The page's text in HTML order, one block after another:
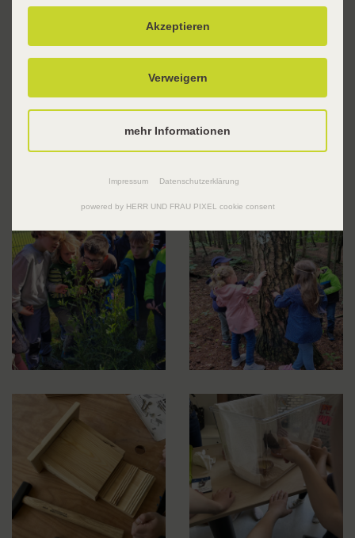
Akzeptieren
Verweigern
mehr Informationen
Impressum Datenschutzerklärung
powered by HERR UND FRAU PIXEL cookie consent